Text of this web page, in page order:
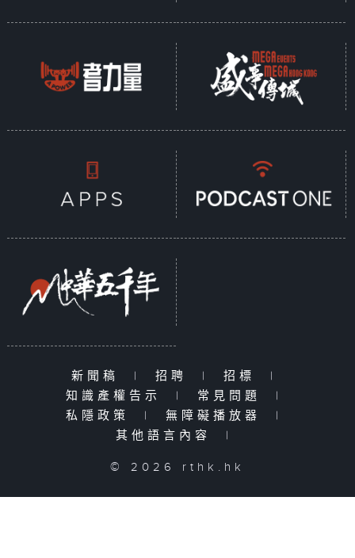
新聞稿 | 招聘 | 招標
|
知識產權告示
| 常見問題
|
私隱政策
| 無障礙播放器
|
其他語言內容
|
© 2026 rthk.hk